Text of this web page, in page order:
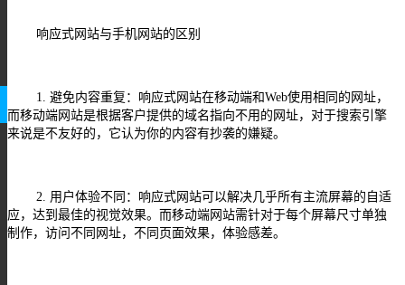
响应式网站与手机网站的区别
1. 避免内容重复：响应式网站在移动端和Web使用相同的网址，
而移动端网站是根据客户提供的域名指向不用的网址，对于搜索引擎
来说是不友好的，它认为你的内容有抄袭的嫌疑。
2. 用户体验不同：响应式网站可以解决几乎所有主流屏幕的自适
应，达到最佳的视觉效果。而移动端网站需针对于每个屏幕尺寸单独
制作，访问不同网址，不同页面效果，体验感差。